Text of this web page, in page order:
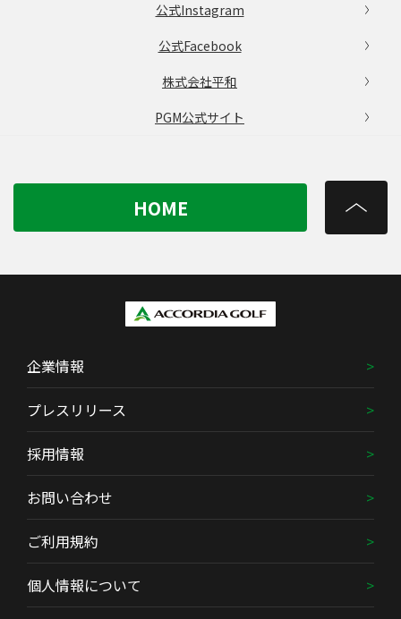
公式Instagram
公式Facebook
株式会社平和
PGM公式サイト
HOME
企業情報
プレスリリース
採用情報
お問い合わせ
ご利用規約
個人情報について